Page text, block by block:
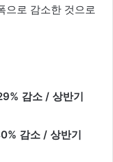
으로 감소한 것으로
감소 / 상반기
감소 / 상반기